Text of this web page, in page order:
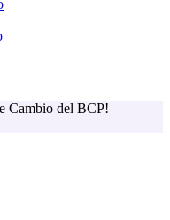
Cambio del BCP!